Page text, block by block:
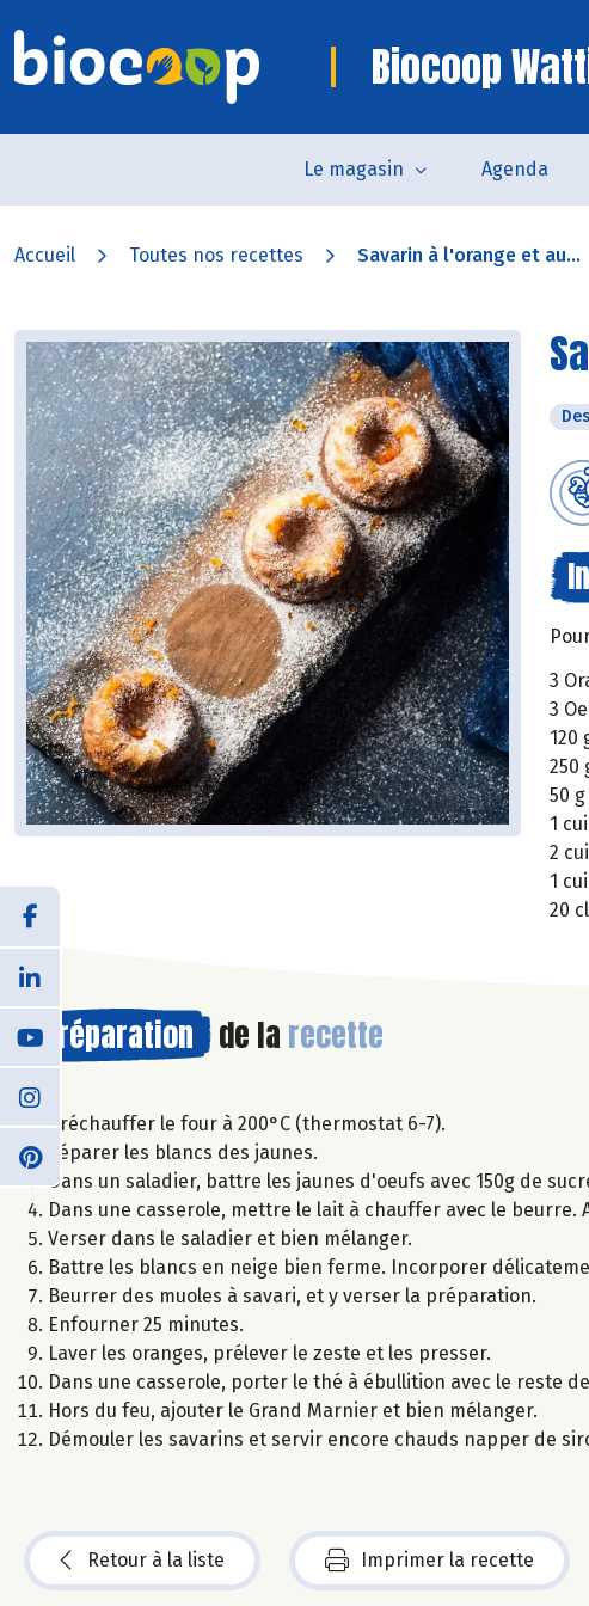
Biocoop
Le magasin Agenda
Accueil Toutes nos recettes Savarin à l'orange et au...
3
3
120
250
50
1
2
1
20
Préparation de la recette
Préchauffer le four à 200°C (thermostat 6-7).
Séparer les blancs des jaunes.
Dans un saladier, battre les jaunes d'oeufs avec 150g de
Dans une casserole, mettre le lait à chauffer avec le beurre.
Verser dans le saladier et bien mélanger.
Battre les blancs en neige bien ferme. Incorporer
Beurrer des muoles à savari, et y verser la préparation.
Enfourner 25 minutes.
Laver les oranges, prélever le zeste et les presser.
Dans une casserole, porter le thé à ébullition avec le reste
Hors du feu, ajouter le Grand Marnier et bien mélanger.
Démouler les savarins et servir encore chauds napper de
Retour à la liste Imprimer la recette